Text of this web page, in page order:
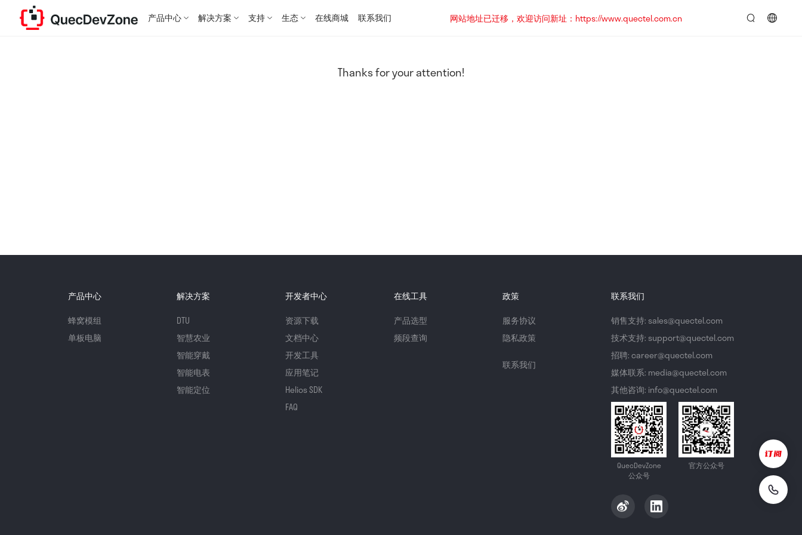
产品中心 解决方案 支持 生态 在线商城 联系我们
网站地址已迁移，欢迎访问新址：https://www.quectel.com.cn
Thanks for your attention!
产品中心
蜂窝模组
单板电脑
解决方案
DTU
智慧农业
智能穿戴
智能电表
智能定位
开发者中心
资源下载
文档中心
开发工具
应用笔记
Helios SDK
FAQ
在线工具
产品选型
频段查询
政策
服务协议
隐私政策
联系我们
联系我们
销售支持: sales@quectel.com
技术支持: support@quectel.com
招聘: career@quectel.com
媒体联系: media@quectel.com
其他咨询: info@quectel.com
QuecDevZone
公众号
官方公众号